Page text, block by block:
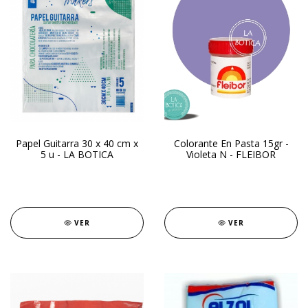
Papel Guitarra 30 x 40 cm x
5 u - LA BOTICA
VER
Colorante En Pasta 15gr -
Violeta N - FLEIBOR
VER